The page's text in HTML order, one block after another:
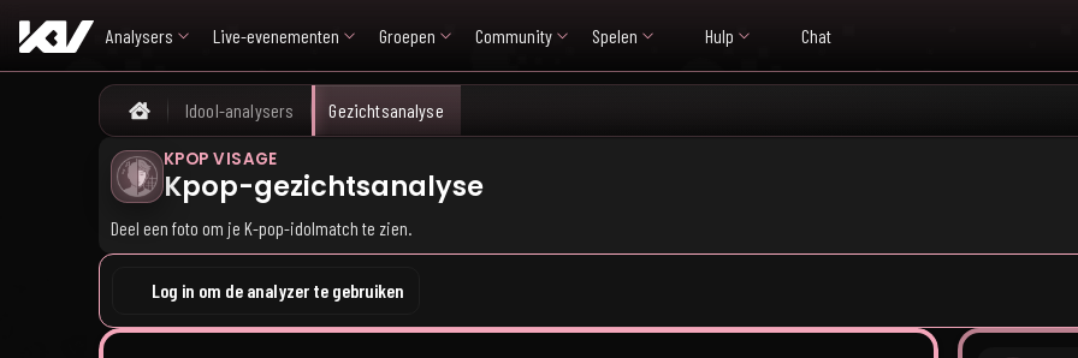
Analysers Live-evenementen Groepen Community Spelen Hulp Chat
Home
Idool-analysers Gezichtsanalyse
KPOP VISAGE
Kpop-gezichtsanalyse
Deel een foto om je K-pop-idolmatch te zien.
Log in om de analyzer te gebruiken